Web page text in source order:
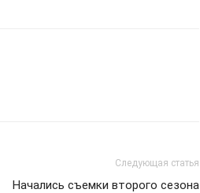
Следующая статья
Начались съемки второго сезона